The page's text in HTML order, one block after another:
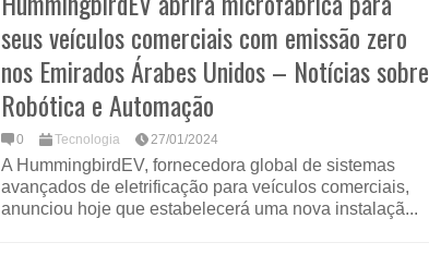
seus veículos comerciais com emissão zero
nos Emirados Árabes Unidos – Notícias sobre
Robótica e Automação
0 Tecnologia 27/01/2024
A HummingbirdEV, fornecedora global de sistemas
avançados de eletrificação para veículos comerciais,
anunciou hoje que estabelecerá uma nova instalaçã...